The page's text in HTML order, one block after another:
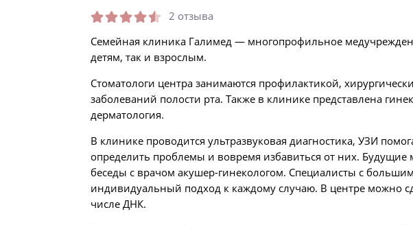
2 отзыва
Семейная клиника Галимед — многопрофильное
детям, так и взрослым.
Стоматологи центра занимаются профилактикой,
заболеваний полости рта. Также в клинике представлена
дерматология.
В клинике проводится ультразвуковая диагностика, УЗИ
определить проблемы и вовремя избавиться от них.
беседы с врачом акушер-гинекологом. Специалисты с
индивидуальный подход к каждому случаю. В центре можно
числе ДНК.